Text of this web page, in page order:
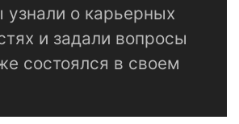
узнали о карьерных
и задали вопросы
состоялся в своем